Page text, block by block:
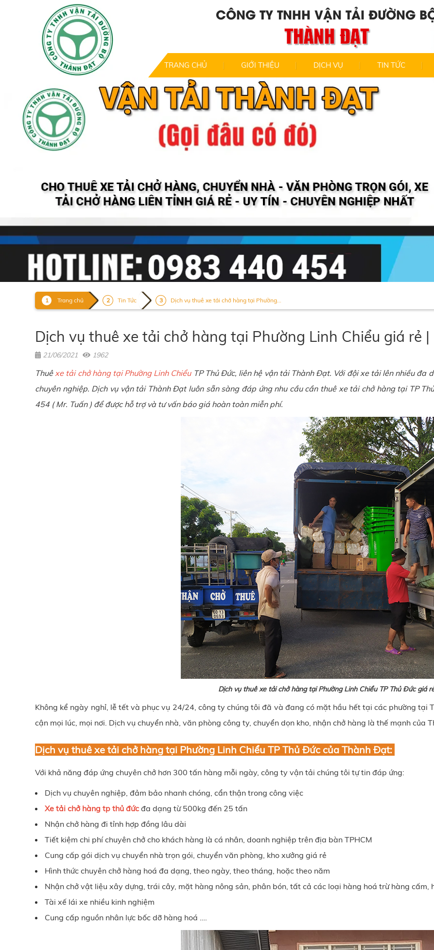
CÔNG TY TNHH VẬN TẢI ĐƯỜNG
THÀNH ĐẠT
TRANG CHỦ GIỚI THIỆU DỊCH VỤ TIN TỨC
Trang chủ Tin Tức Dịch vụ thuê xe tải chở hàng tại Phường...
Dịch vụ thuê xe tải chở hàng tại Phường Linh Chiểu giá rẻ
21/06/2021 1962
Thuêxe tải chở hàng tại Phường Linh ChiểuTP Thủ Đức, liên hệ vận tải Thành Đạt. Với đội xe tải lên nhiều đa
chuyên nghiệp. Dịch vụ vận tải Thành Đạt luôn sẵn sàng đáp ứng nhu cầu cần thuê xe tải chở hàng tại TP
454 ( Mr. Tuấn ) để được hỗ trợ và tư vấn báo giá hoàn toàn miễn phí.
Dịch vụ thuê xe tải chở hàng tại Phường Linh Chiểu TP Thủ Đức giá
Không kể ngày nghỉ, lễ tết và phục vụ 24/24, công ty chúng tôi đã và đang có mặt hầu hết tại các phường tại
cận mọi lúc, mọi nơi. Dịch vụ chuyển nhà, văn phòng công ty, chuyển dọn kho, nhận chở hàng là thế mạnh của
Dịch vụ thuê xe tải chở hàng tại Phường Linh Chiểu TP Thủ Đức của Thành Đạt:
Với khả năng đáp ứng chuyên chở hơn 300 tấn hàng mỗi ngày, công ty vận tải chúng tôi tự tin đáp ứng:
Dịch vụ chuyên nghiệp, đảm bảo nhanh chóng, cẩn thận trong công việc
Xe tải chở hàng tp thủ đức đa dạng từ 500kg đến 25 tấn
Nhận chở hàng đi tỉnh hợp đồng lâu dài
Tiết kiệm chi phí chuyên chở cho khách hàng là cá nhân, doanh nghiệp trên địa bàn TPHCM
Cung cấp gói dịch vụ chuyển nhà trọn gói, chuyển văn phòng, kho xưởng giá rẻ
Hình thức chuyên chở hàng hoá đa dạng, theo ngày, theo tháng, hoặc theo năm
Nhận chở vật liệu xây dựng, trái cây, mặt hàng nông sản, phân bón, tất cả các loại hàng hoá trừ hàng cấm,
Tài xế lái xe nhiều kinh nghiệm
Cung cấp nguồn nhân lực bốc dỡ hàng hoá ….